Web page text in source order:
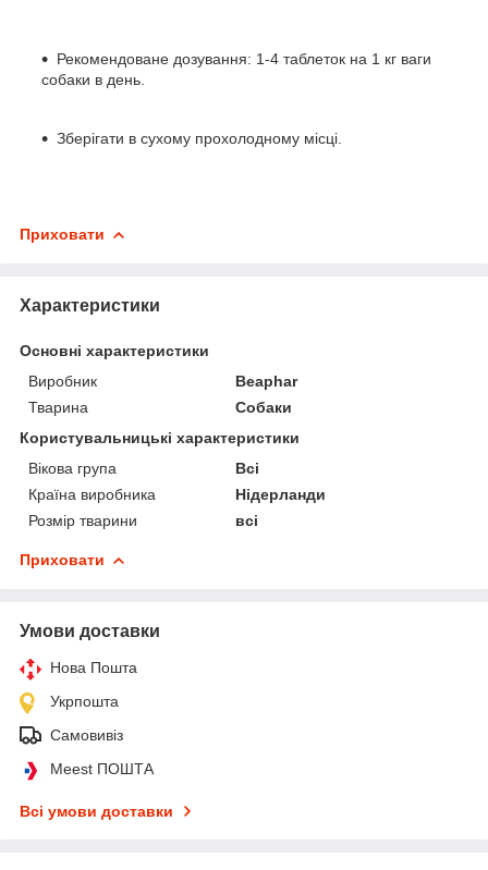
Рекомендоване дозування: 1-4 таблеток на 1 кг ваги
собаки в день.
Зберігати в сухому прохолодному місці.
Приховати
Характеристики
Основні характеристики
Виробник
Beaphar
Тварина
Собаки
Користувальницькі характеристики
Вікова група
Всі
Країна виробника
Нідерланди
Розмір тварини
всі
Приховати
Умови доставки
Нова Пошта
Укрпошта
Самовивіз
Meest ПОШТА
Всі умови доставки